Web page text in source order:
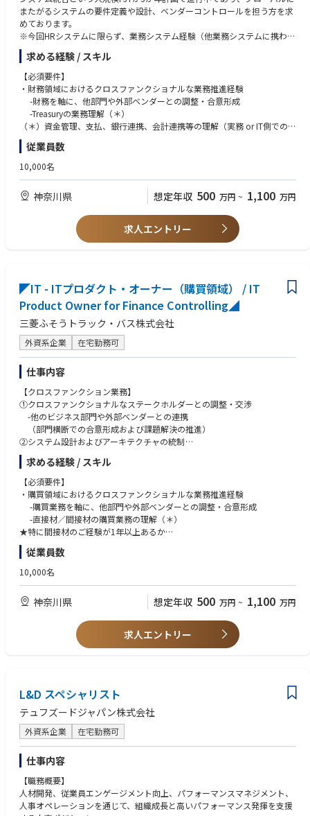
ア枠にとらわれない新しいメディア活用の検討・開発にも携わります。
3. HOKA.COMにおけるマーケティングコンテンツの企画・改善：20%
HOKA.COM上のランディングページやマーケティングコンテンツの企画・
改善を担当します。マーケティング視点から消費者UXを最適化し、広告施
策と連動したページ構成やコンテンツ展開を考えていただきます。必要に
応じて、マーケティングチームや関連部門と連携しながら、HOKA.COM上
のコピー作成やコンテンツ改善にも関与します。
4. メディア・検索トレンドおよび競合動向のモニタリング：10%
SEO/SEMの観点から、検索エンジン上におけるHOKAおよび関連キーワー
ドの動向を把握し、チームへ共有します。また、ペイドメディア領域にお
ける競合他社の活動や市場トレンドをモニタリングし、得られたインサイ
またがるシステムの要件定義や設計、ベンダーコントロールを担う方を求
めております。
※今回HRシステムに限らず、業務システム経験（他業務システムに携わる
事もございます）がある方が歓迎となります。
【クロスファンクション業務】
①クロスファンクショナルなステークホルダーとの調整・交渉
-他のビジネス部門や外部ベンダーとの連携
（部門横断での合意形成および課題解決の推進）
②システム設計およびアーキテクチャの統制
③新規テクノロジー／ソリューションの評価・導入提案
-業務の高度化・効率化に向けた最新技術の調査
-継続的な改善およびイノベーション推進
④チームおよび関係者との協働推進
-高いパフォーマンスと協働を重視した業務推進
【重点領域業務】
＜Treasury領域（メイン）＞
-要件定義から定着化までの一貫推進、進捗・リスク管理と品質担保
関連システムの運用・保守・安定稼働の確保
-日常運用・障害対応、運用効率化とリスク最小化
＜Legal/Compliance領域（兼任）＞
IT面の対応
-ビジネス要件に基づく中長期システムロードマップの策定
-ITソリューション導入のリードまたは支援
求める経験 / スキル
【必須要件】
・財務領域におけるクロスファンクショナルな業務推進経験
-財務を軸に、他部門や外部ベンダーとの調整・合意形成
-Treasuryの業務理解（＊）
（＊）資金管理、支払、銀行連携、会計連携等の理解（実務 or IT側での経
験）
・ITプロジェクト／プロダクトマネジメント経験（3年以上）
-要件定義～設計～導入～運用まで一気通貫での推進経験
-可用性・セキュリティ・スケーラビリティを考慮した設計経験
・英語での業務遂行能力（会議・資料作成）
・Treasury関連システム（FIS、決済基盤等）の導入・運用経験
・クラウド・インフラ・セキュリティ設計の知識
・データ連携（API、ETL）および周辺システム統合経験
・データ活用（BI等）の経験
・業務改革やデジタル化推進経験
従業員数
10,000名
神奈川県 想定年収 500 万円 ~ 1,100 万円
求人エントリー
◤IT - ITプロダクト・オーナー（購買領域） / IT
Product Owner for Finance Controlling◢
三菱ふそうトラック・バス株式会社
外資系企業 在宅勤務可
仕事内容
【クロスファンクション業務】
①クロスファンクショナルなステークホルダーとの調整・交渉
-他のビジネス部門や外部ベンダーとの連携
（部門横断での合意形成および課題解決の推進）
②システム設計およびアーキテクチャの統制
-スケーラビリティおよびコンプライアンスを考慮した設計
③新規テクノロジー／ソリューションの評価・導入提案
-業務の高度化・効率化に向けた最新技術の調査
-継続的な改善およびイノベーション推進
④チームおよび関係者との協働推進
-高いパフォーマンスと協働を重視した業務推進
＜直接資材・関節資材の購買領域（メイン）＞
ITプロダクトオーナー／リードとしての戦略策定・推進
-ビジネス要件に基づく中長期システムロードマップの策定
ITソリューションの導入・刷新プロジェクトのリード
-要件定義から定着化までの一貫推進、進捗・リスク管理と品質担保
-日常運用・障害対応、運用効率化とリスク最小化
＜Legal/Compliance領域（兼任）＞
求める経験 / スキル
【必須要件】
・購買領域におけるクロスファンクショナルな業務推進経験
-購買業務を軸に、他部門や外部ベンダーとの調整・合意形成
-直接材／間接材の購買業務の理解（＊）
★特に間接材のご経験が1年以上あるか
＊）調達、サプライヤ管理、契約、購買プロセスなど
（実務 or IT側での経験）
・英語での業務遂行能力（ビジネスレベル）
・ITプロジェクト／プロダクトマネジメント経験（3年以上）
-要件定義～設計～導入～運用まで一気通貫での推進経験
・システム設計・アーキテクチャへの理解（アプリ＋インフラ）
-可用性・セキュリティ・スケーラビリティを考慮した設計経験
・Legal/Compliance領域のIT対応経験
-契約管理、規制対応、内部統制（SOX等）
・グローバルプロジェクト経験
・クラウド・インフラ・セキュリティ設計の知識
・データ連携（API、ETL）および周辺システム統合経験
・データ活用（BI等）の経験
・業務標準化・プロセス改革の経験
従業員数
10,000名
神奈川県 想定年収 500 万円 ~ 1,100 万円
求人エントリー
L&D スペシャリスト
テュフズードジャパン株式会社
外資系企業 在宅勤務可
仕事内容
【職務概要】
人材開発、従業員エンゲージメント向上、パフォーマンスマネジメント、
人事オペレーションを通じて、組織成長と高いパフォーマンス発揮を支援